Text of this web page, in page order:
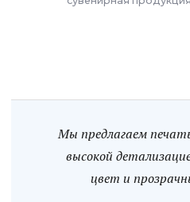
Мы предлагаем
высокой
цвет и